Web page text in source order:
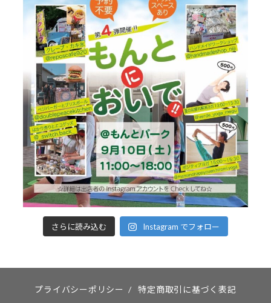
さらに読み込む Instagram でフォロー
プライバシーポリシー / 特定商取引に基づく表記